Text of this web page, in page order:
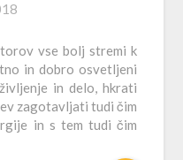
vse bolj stremi k
in dobro osvetljeni
in delo, hkrati
zagotavljati tudi čim
in s tem tudi čim